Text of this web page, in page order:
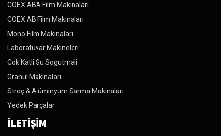
COEX ABA Film Makinaları
COEX AB Film Makinaları
Mono Film Makinaları
Laboratuvar Makineleri
Cok Katli Su Sogutmali
Granül Makinaları
Streç & Alüminyum Sarma Makinaları
Yedek Parçalar
İLETİŞİM